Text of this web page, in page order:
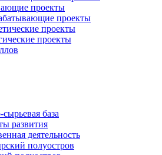
проекты
проекты
проекты
проекты
база
развития
деятельность
полуостров